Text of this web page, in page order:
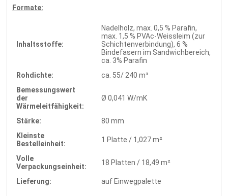
Formate:
Inhaltsstoffe:
Nadelholz, max. 0,5 % Parafin,
max. 1,5 % PVAc-Weissleim (zur
Schichtenverbindung), 6 %
Bindefasern im Sandwichbereich,
ca. 3% Parafin
Rohdichte:
ca. 55/ 240 m³
Bemessungswert
der
Wärmeleitfähigkeit:
Ø 0,041 W/mK
Stärke:
80 mm
Kleinste
Bestelleinheit:
1 Platte / 1,027 m²
Volle
Verpackungseinheit:
18 Platten / 18,49 m²
Lieferung: auf Einwegpalette